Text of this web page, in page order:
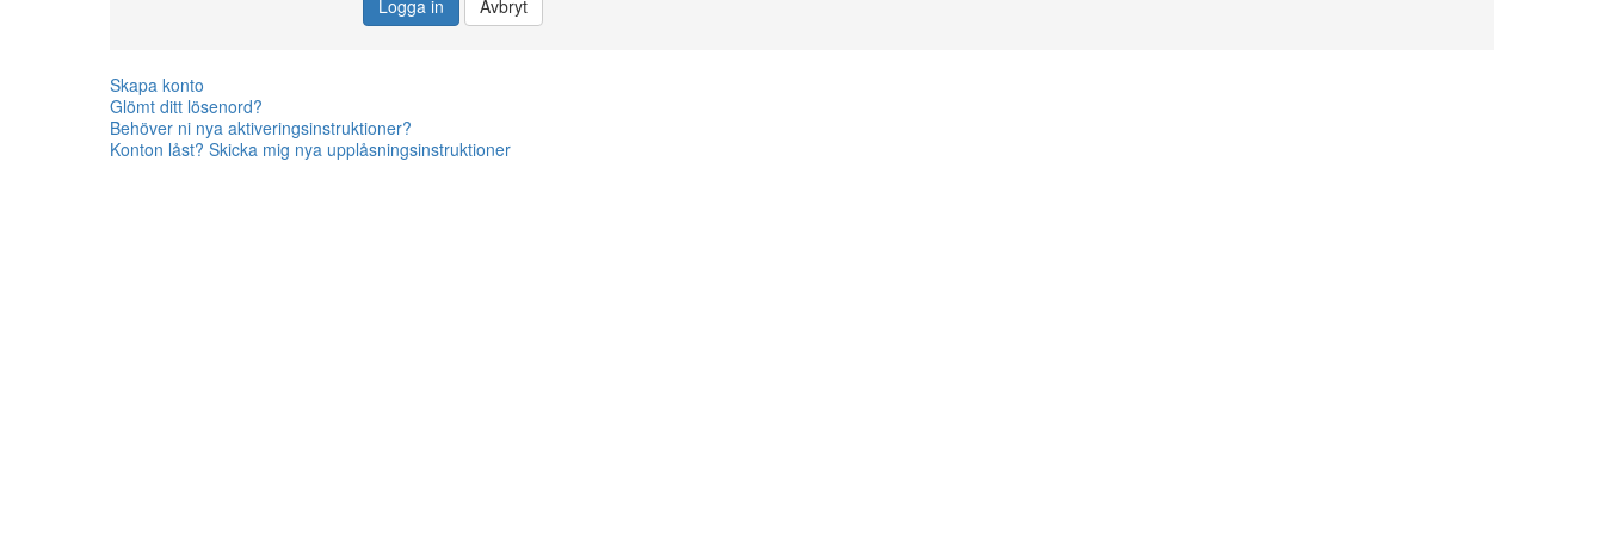
Logga in Avbryt
Skapa konto
Glömt ditt lösenord?
Behöver ni nya aktiveringsinstruktioner?
Konton låst? Skicka mig nya upplåsningsinstruktioner